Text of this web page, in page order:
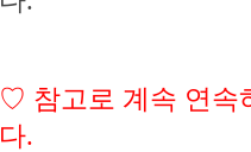
♡ 참고로 계속 연속
다.